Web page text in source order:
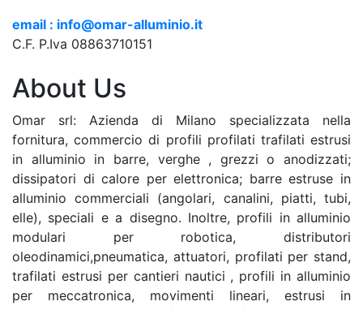
email : info@omar-alluminio.it
C.F. P.Iva 08863710151
About Us
Omar srl: Azienda di Milano specializzata nella
fornitura, commercio di profili profilati trafilati estrusi
in alluminio in barre, verghe , grezzi o anodizzati;
dissipatori di calore per elettronica; barre estruse in
alluminio commerciali (angolari, canalini, piatti, tubi,
elle), speciali e a disegno. Inoltre, profili in alluminio
modulari per robotica, distributori
oleodinamici,pneumatica, attuatori, profilati per stand,
trafilati estrusi per cantieri nautici , profili in alluminio
per meccatronica, movimenti lineari, estrusi in